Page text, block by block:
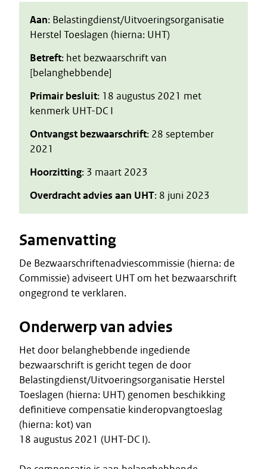
Aan: Belastingdienst/Uitvoeringsorganisatie
Herstel Toeslagen (hierna: UHT)
Betreft: het bezwaarschrift van
[belanghebbende]
Primair besluit: 18 augustus 2021 met
kenmerk UHT-DC I
Ontvangst bezwaarschrift: 28 september
2021
Hoorzitting: 3 maart 2023
Overdracht advies aan UHT: 8 juni 2023
Samenvatting
De Bezwaarschriftenadviescommissie (hierna: de
Commissie) adviseert UHT om het bezwaarschrift
ongegrond te verklaren.
Onderwerp van advies
Het door belanghebbende ingediende
bezwaarschrift is gericht tegen de door
Belastingdienst/Uitvoeringsorganisatie Herstel
Toeslagen (hierna: UHT) genomen beschikking
definitieve compensatie kinderopvangtoeslag
(hierna: kot) van
18 augustus 2021 (UHT-DC I).